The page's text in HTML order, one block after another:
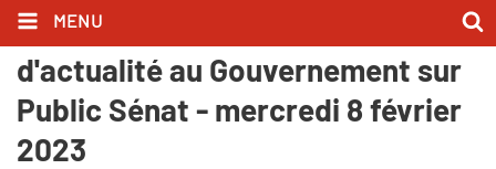
MENU
Ils l'ont dit lors des Questions
d'actualité au Gouvernement sur
Public Sénat - mercredi 8 février
2023